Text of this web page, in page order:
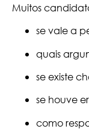
Muitos
se vale a
quais
se existe
se houve
como